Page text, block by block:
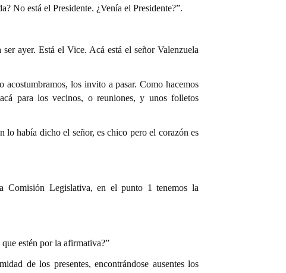
No está el Presidente. ¿Venía el Presidente?”.
ayer. Está el Vice. Acá está el señor Valenzuela
los invito a pasar. Como hacemos
para los vecinos, o reuniones, y unos folletos
lo había dicho el señor, es chico pero el corazón es
Comisión Legislativa, en el punto 1 tenemos la
estén por la afirmativa?”
de los presentes, encontrándose ausentes los